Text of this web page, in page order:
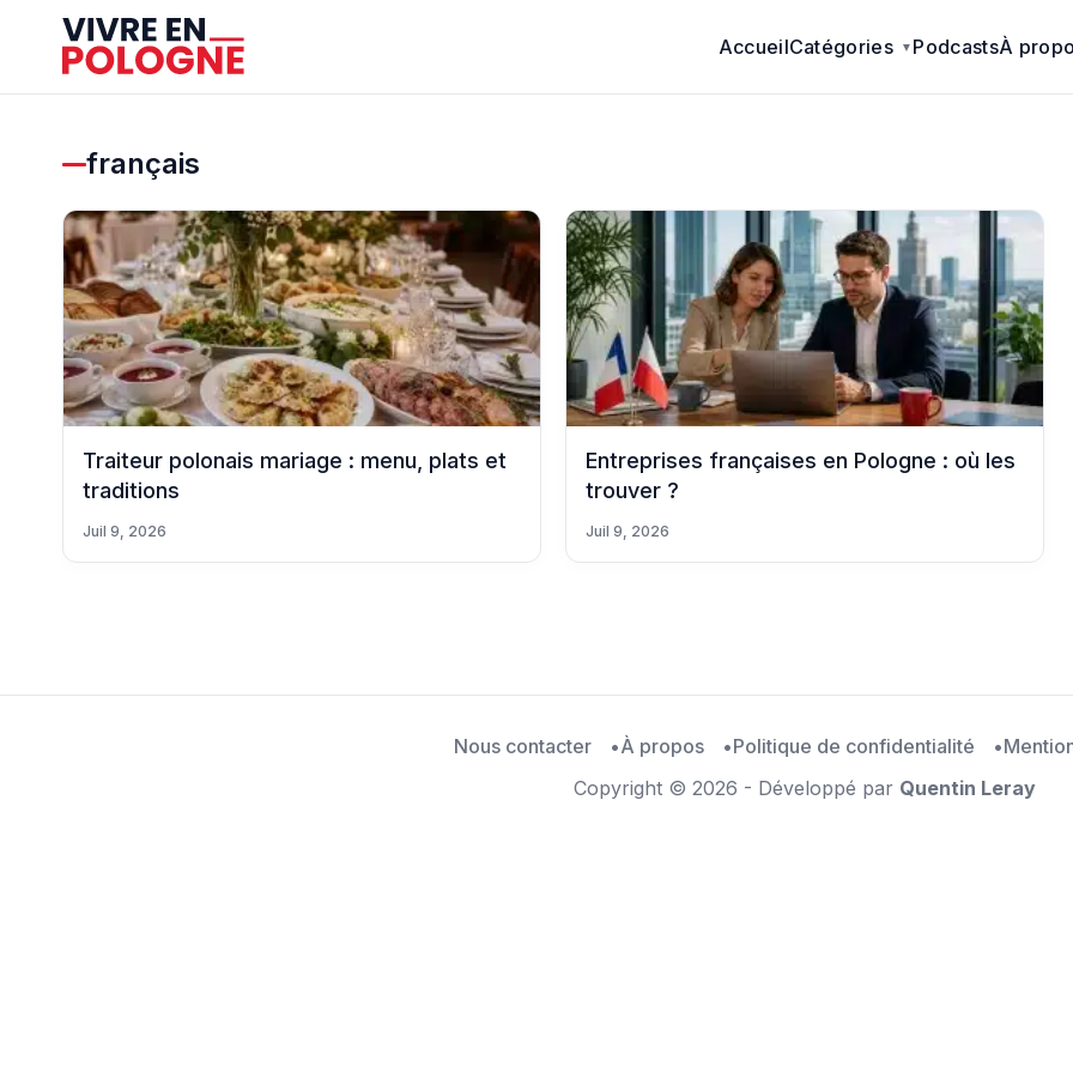
AccueilCatégories PodcastsÀ
français
Traiteur polonais mariage : menu, plats et
traditions
Juil 9, 2026
Entreprises françaises en Pologne : où les
trouver ?
Juil 9, 2026
Nous contacter À propos Politique de confidentialité
Copyright © 2026 - Développé par Quentin Leray